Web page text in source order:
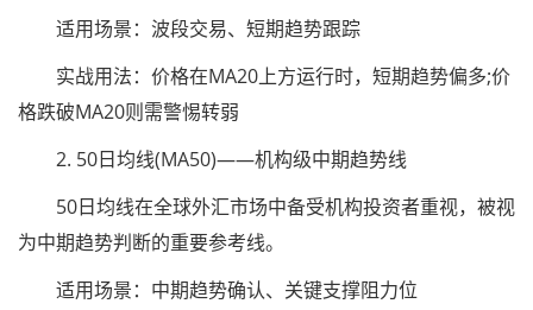
适用场景：波段交易、短期趋势跟踪
实战用法：价格在MA20上方运行时，短期趋势偏多;价
格跌破MA20则需警惕转弱
2. 50日均线(MA50)——机构级中期趋势线
50日均线在全球外汇市场中备受机构投资者重视，被视
为中期趋势判断的重要参考线。
适用场景：中期趋势确认、关键支撑阻力位